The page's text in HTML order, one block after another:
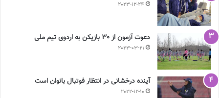
2023-12-24
دعوت آزمون از 30 بازیکن به اردوی تیم ملی
2023-03-21
آینده درخشانی در انتظار فوتبال بانوان است
2022-12-10